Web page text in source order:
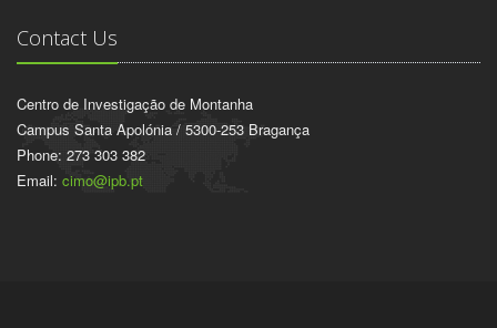
Contact Us
Centro de Investigação de Montanha
Campus Santa Apolónia / 5300-253 Bragança
Phone: 273 303 382
Email: cimo@ipb.pt